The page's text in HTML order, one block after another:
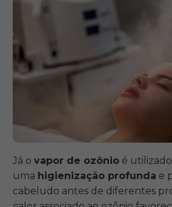
Já o vapor de ozônio é
uma higienização profunda e
cabeludo antes de diferentes